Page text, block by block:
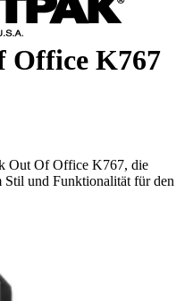
Office K767
Out Of Office K767, die
Stil und Funktionalität für den